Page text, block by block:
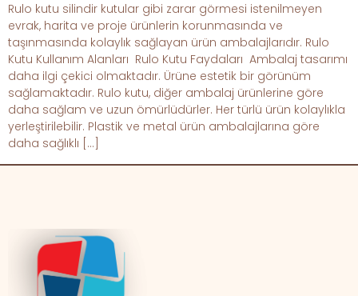
Rulo kutu silindir kutular gibi zarar görmesi istenilmeyen
evrak, harita ve proje ürünlerin korunmasında ve
taşınmasında kolaylık sağlayan ürün ambalajlarıdır. Rulo
Kutu Kullanım Alanları Rulo Kutu Faydaları Ambalaj tasarımı
daha ilgi çekici olmaktadır. Ürüne estetik bir görünüm
sağlamaktadır. Rulo kutu, diğer ambalaj ürünlerine göre
daha sağlam ve uzun ömürlüdürler. Her türlü ürün kolaylıkla
yerleştirilebilir. Plastik ve metal ürün ambalajlarına göre
daha sağlıklı […]